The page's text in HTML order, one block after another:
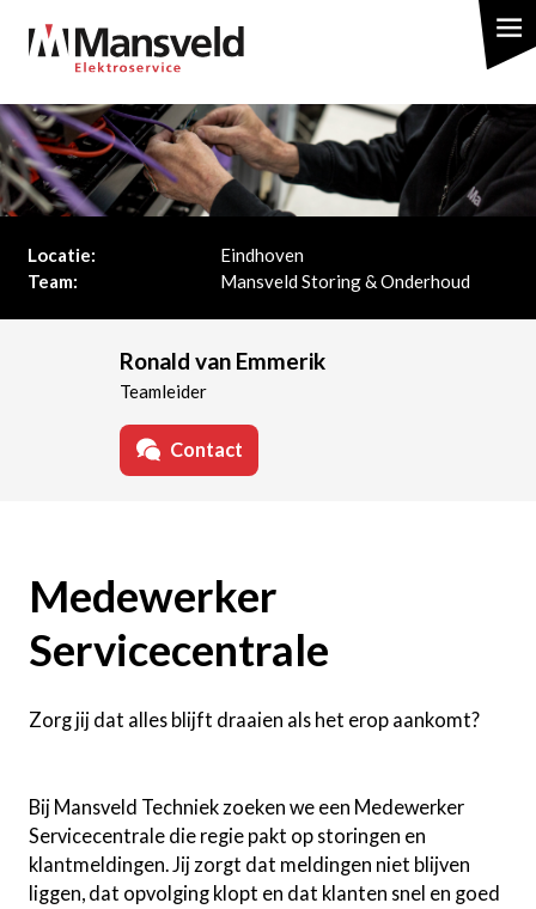
de
inhoud
gaan
Locatie:
Eindhoven
Team:
Mansveld Storing & Onderhoud
Ronald van Emmerik
Teamleider
Contact
Medewerker
Servicecentrale
Zorg jij dat alles blijft draaien als het erop aankomt?
Bij Mansveld Techniek zoeken we een Medewerker
Servicecentrale die regie pakt op storingen en
klantmeldingen. Jij zorgt dat meldingen niet blijven
liggen, dat opvolging klopt en dat klanten snel en goed